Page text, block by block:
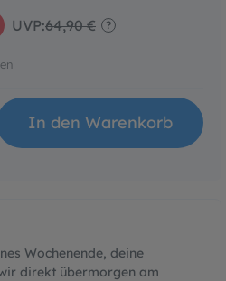
UVP:64,90 € ?
Anzahl: Gib
In den Warenkorb
Wochenende, deine
direkt übermorgen am